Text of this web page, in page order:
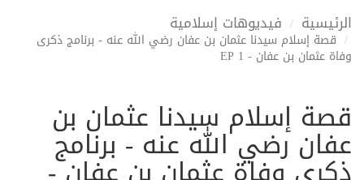
الرئيسية فيديوهات إسلامية
قصة إسلام سيدنا عثمان بن عفان رضي الله عنه - برنامج ذكرى
وفاة عثمان بن عفان - EP 1
قصة إسلام سيدنا عثمان بن
عفان رضي الله عنه - برنامج